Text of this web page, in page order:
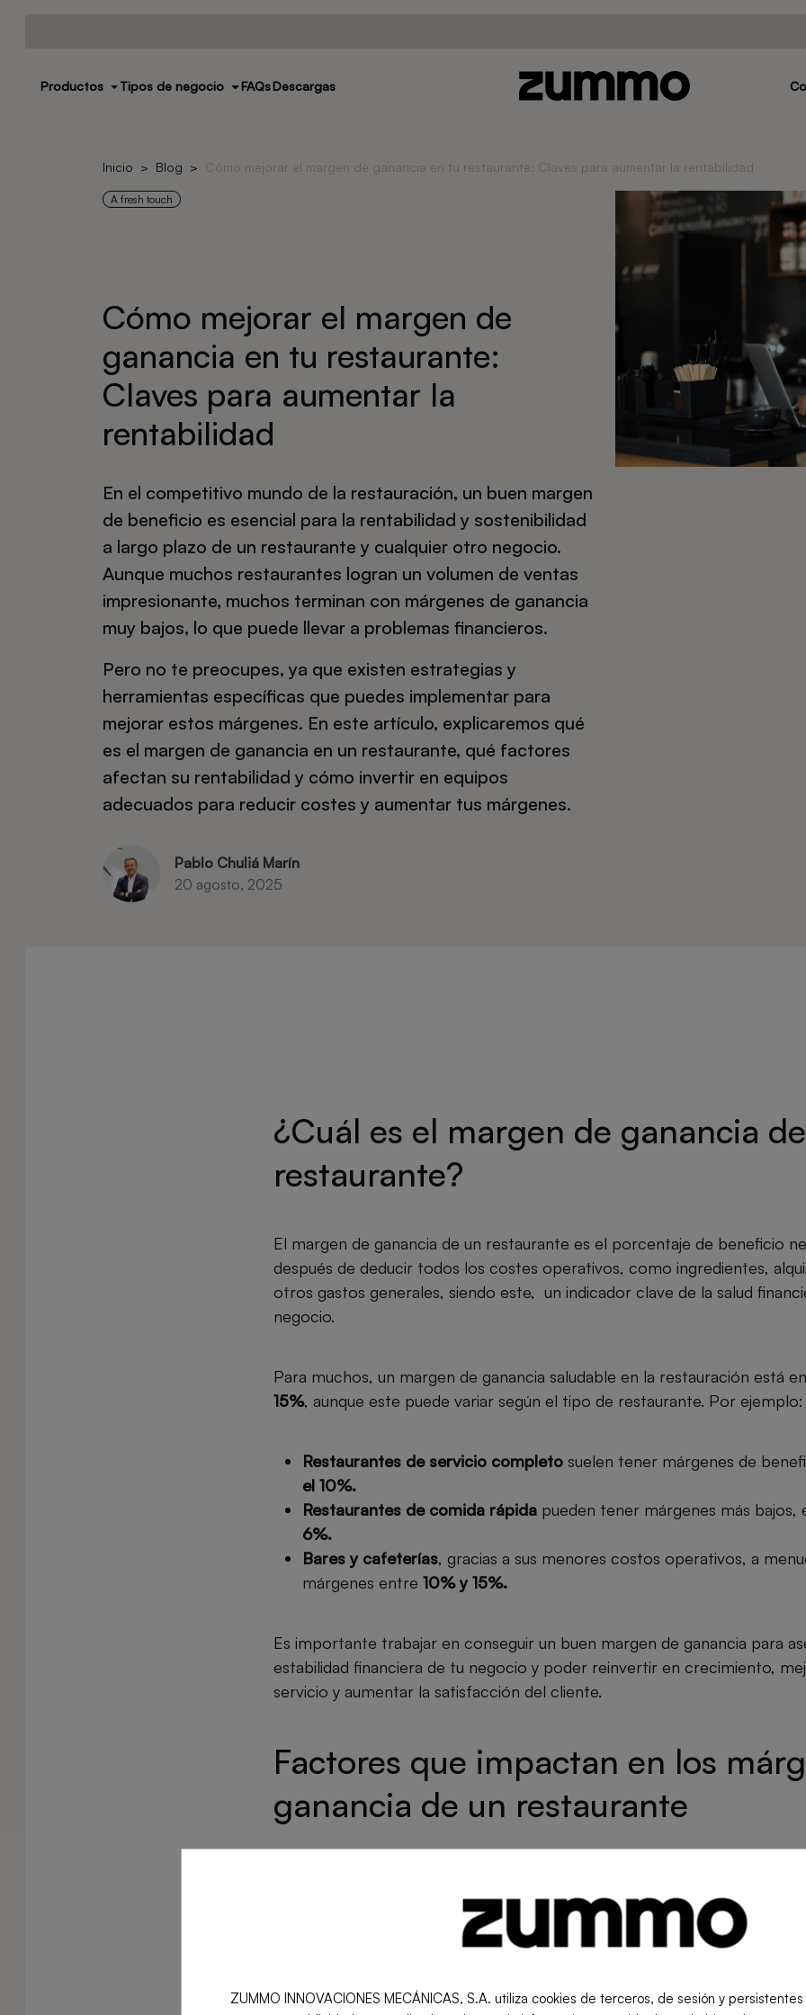
Productos Tipos de negocio FAQsDescargas
Inicio Blog Cómo mejorar el margen de ganancia en tu restaurante: Claves para aumentar la rentabilidad
A fresh touch
Cómo mejorar el margen de
ganancia en tu restaurante:
Claves para aumentar la
rentabilidad
En el competitivo mundo de la restauración, un buen margen
de beneficio es esencial para la rentabilidad y sostenibilidad
a largo plazo de un restaurante y cualquier otro negocio.
Aunque muchos restaurantes logran un volumen de ventas
impresionante, muchos terminan con márgenes de ganancia
muy bajos, lo que puede llevar a problemas financieros.
Pero no te preocupes, ya que existen estrategias y
herramientas específicas que puedes implementar para
mejorar estos márgenes. En este artículo, explicaremos qué
es el margen de ganancia en un restaurante, qué factores
afectan su rentabilidad y cómo invertir en equipos
adecuados para reducir costes y aumentar tus márgenes.
Pablo Chuliá Marín
20 agosto, 2025
¿Cuál es el margen de ganancia
restaurante?
El margen de ganancia de un restaurante es el porcentaje de beneficio
después de deducir todos los costes operativos, como ingredientes,
otros gastos generales, siendo este, un indicador clave de la salud
negocio.
Para muchos, un margen de ganancia saludable en la restauración está
15%, aunque este puede variar según el tipo de restaurante. Por ejemplo:
Restaurantes de servicio completo suelen tener márgenes de
el 10%.
Restaurantes de comida rápida pueden tener márgenes más
6%.
Bares y cafeterías, gracias a sus menores costos operativos, a
márgenes entre 10% y 15%.
Es importante trabajar en conseguir un buen margen de ganancia para
estabilidad financiera de tu negocio y poder reinvertir en crecimiento,
servicio y aumentar la satisfacción del cliente.
Factores que impactan en los
ganancia de un restaurante
ellos son más fáciles de controlar que otros.
ZUMMO INNOVACIONES MECÁNICAS, S.A. utiliza cookies de terceros, de sesión y